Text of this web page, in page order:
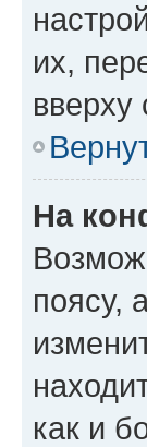
их,
На
поясу,
как и